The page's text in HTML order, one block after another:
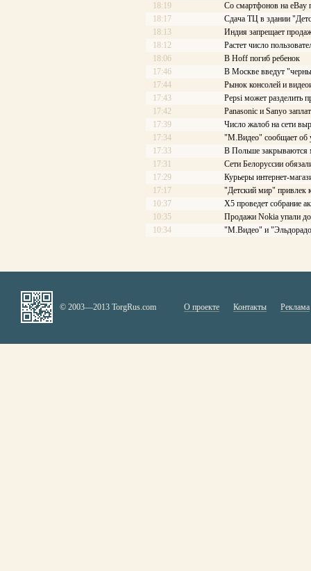
18:19
Со смартфонов на eBay
18:17
Сдача ТЦ в здании
18:13
Индия запрещает
18:12
Растет число
18:06
В Hoff погиб ребенок
17:46
В Москве введут
17:44
Рынок консолей и
17:43
Pepsi может разделить
17:42
Panasonic и Sanyo
17:39
Число жалоб на сети
17:34
"М.Видео" сообщает об
17:33
В Польше закрываются
17:31
Сети Белоруссии
17:29
Курьеры интернет-
17:17
"Детский мир" привлек
10:37
X5 проведет собрание
10:35
Продажи Nokia упали
10:34
"М.Видео" и
© 2003—2013 TorgRus.com О проекте Контакты Реклама